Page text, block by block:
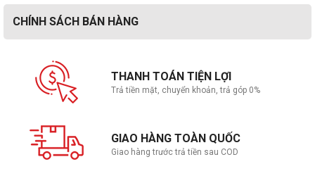
Bluetooth Bluetooth 5.2 (Dual band) 2*2
Kiểu bàn phím Bàn phím tiêu chuẩn
Chuột
Giao tiếp mở rộng
CHÍNH SÁCH BÁN HÀNG
THANH TOÁN TIỆN LỢI
Trả tiền mặt, chuyển khoản, trả góp 0%
GIAO HÀNG TOÀN QUỐC
Giao hàng trước trả tiền sau COD